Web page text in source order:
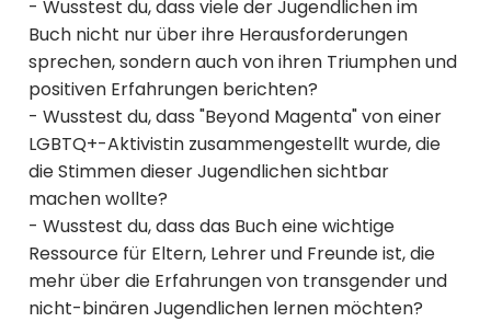
- Wusstest du, dass viele der Jugendlichen im
Buch nicht nur über ihre Herausforderungen
sprechen, sondern auch von ihren Triumphen und
positiven Erfahrungen berichten?
- Wusstest du, dass "Beyond Magenta" von einer
LGBTQ+-Aktivistin zusammengestellt wurde, die
die Stimmen dieser Jugendlichen sichtbar
machen wollte?
- Wusstest du, dass das Buch eine wichtige
Ressource für Eltern, Lehrer und Freunde ist, die
mehr über die Erfahrungen von transgender und
nicht-binären Jugendlichen lernen möchten?